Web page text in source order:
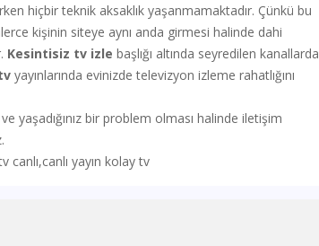
hiçbir teknik aksaklık yaşanmamaktadır. Çünkü bu
kişinin siteye aynı anda girmesi halinde dahi
Kesintisiz tv izle başlığı altında seyredilen kanallarda
yayınlarında evinizde televizyon izleme rahatlığını
bir problem olması halinde iletişim
yayın kolay tv